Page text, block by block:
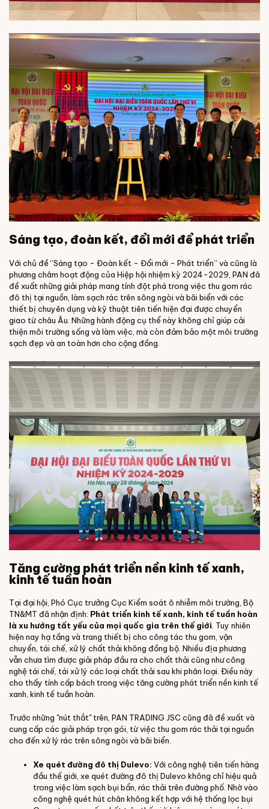
Sáng tạo, đoàn kết, đổi mới để phát triển
Với chủ đề “Sáng tạo - Đoàn kết - Đổi mới - Phát triển” và cũng là
phương châm hoạt động của Hiệp hội nhiệm kỳ 2024-2029, PAN đã
đề xuất những giải pháp mang tính đột phá trong việc thu gom rác
đô thị tại nguồn, làm sạch rác trên sông ngòi và bãi biển với các
thiết bị chuyên dụng và kỹ thuật tiên tiến hiện đại được chuyển
giao từ châu Âu. Những hành động cụ thể này không chỉ giúp cải
thiện môi trường sống và làm việc, mà còn đảm bảo một môi trường
sạch đẹp và an toàn hơn cho cộng đồng.
Tăng cường phát triển nền kinh tế xanh,
kinh tế tuần hoàn
Tại đại hội, Phó Cục trưởng Cục Kiểm soát ô nhiễm môi trường, Bộ
TN&MT đã nhận định: Phát triển kinh tế xanh, kinh tế tuần hoàn
là xu hướng tất yếu của mọi quốc gia trên thế giới . Tuy nhiên
hiện nay hạ tầng và trang thiết bị cho công tác thu gom, vận
chuyển, tái chế, xử lý chất thải không đồng bộ. Nhiều địa phương
vẫn chưa tìm được giải pháp đầu ra cho chất thải cũng như công
nghệ tái chế, tái xử lý các loại chất thải sau khi phân loại. Điều này
cho thấy tính cấp bách trong việc tăng cường phát triển nền kinh tế
xanh, kinh tế tuần hoàn.
Trước những "nút thắt" trên, PAN TRADING JSC cũng đã đề xuất và
cung cấp các giải pháp trọn gói, từ việc thu gom rác thải tại nguồn
cho đến xử lý rác trên sông ngòi và bãi biển.
Xe quét đường đô thị Dulevo: Với công nghệ tiên tiến hàng
đầu thế giới, xe quét đường đô thị Dulevo không chỉ hiệu quả
trong việc làm sạch bụi bẩn, rác thải trên đường phố. Nhờ vào
công nghệ quét hút chân không kết hợp với hệ thống lọc bụi